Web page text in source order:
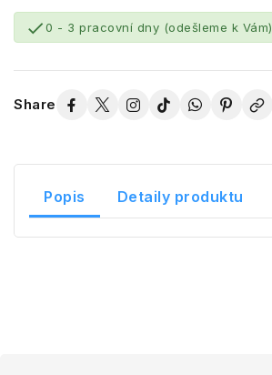
0 - 3 pracovní dny (odešleme k Vám)
Share
Popis Detaily produktu